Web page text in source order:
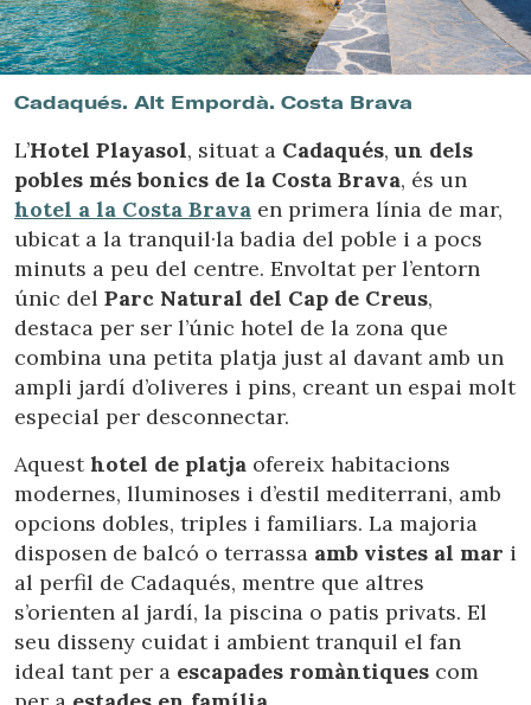
Ubicació/nom de l'hotel
Cadaqués. Alt Empordà. Costa Brava
L’Hotel Playasol, situat a Cadaqués,un dels
pobles més bonics de la Costa Brava, és un
hotel a la Costa Brava en primera línia de mar,
ubicat a la tranquil·la badia del poble i a pocs
minuts a peu del centre. Envoltat per l’entorn
únic del Parc Natural del Cap de Creus,
destaca per ser l’únic hotel de la zona que
combina una petita platja just al davant amb un
ampli jardí d’oliveres i pins, creant un espai molt
especial per desconnectar.
Aquesthotel de platja ofereix habitacions
modernes, lluminoses i d’estil mediterrani, amb
opcions dobles, triples i familiars. La majoria
disposen de balcó o terrassa amb vistes al mar i
al perfil de Cadaqués, mentre que altres
s’orienten al jardí, la piscina o patis privats. El
seu disseny cuidat i ambient tranquil el fan
ideal tant per a escapades romàntiques com